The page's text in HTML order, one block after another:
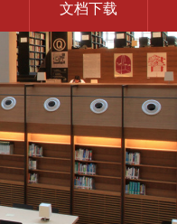
文档下载